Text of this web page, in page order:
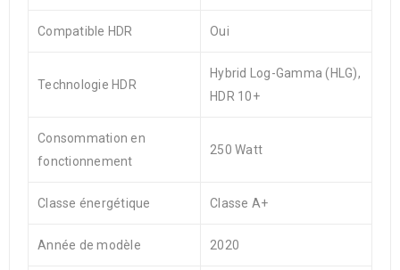
Compatible HDR Oui
Technologie HDR
Hybrid Log-Gamma (HLG),
HDR 10+
Consommation en
fonctionnement
250 Watt
Classe énergétique Classe A+
Année de modèle 2020